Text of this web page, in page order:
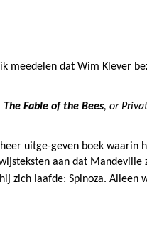
meedelen dat Wim Klever
The Fable of the Bees, or
uitge-geven boek
aan dat
zich laafde: Spinoza. Alleen